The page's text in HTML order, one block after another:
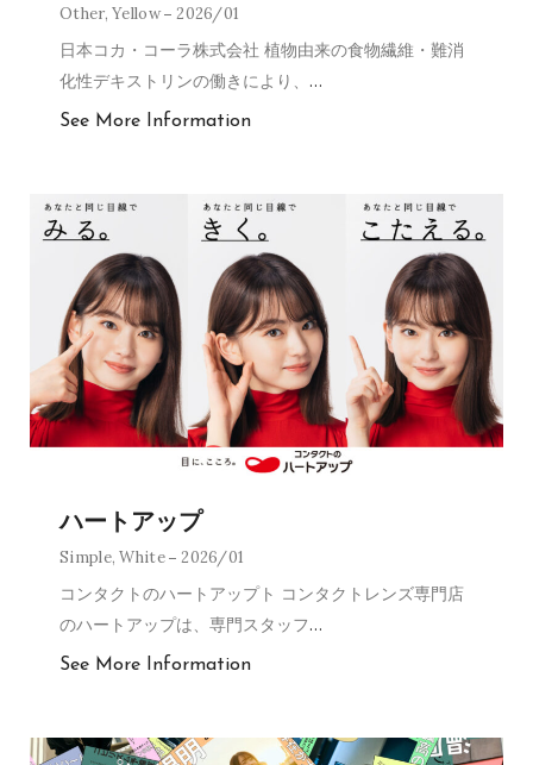
Other,Yellow 2026/01
日本コカ・コーラ株式会社 植物由来の食物繊維・難消
化性デキストリンの働きにより、 …
See More Information
ハートアップ
Simple,White 2026/01
コンタクトのハートアップト コンタクトレンズ専門店
のハートアップは、専門スタッフ…
See More Information